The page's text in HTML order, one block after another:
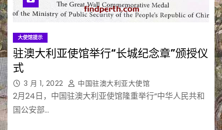
大使馆提示
驻澳大利亚使馆举行“长城纪念章”颁授仪
式
3 月 1, 2022 中国驻澳大利亚大使馆
2月24日，中国驻澳大利亚使馆隆重举行“中华人民共和
国公安部…